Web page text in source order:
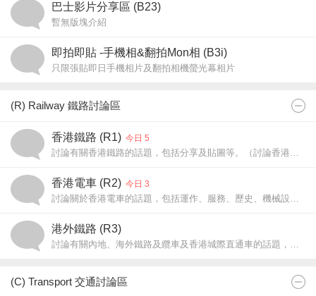
巴士影片分享區 (B23)
暫無版塊介紹
即拍即貼 -手機相&翻拍Mon相 (B3i)
只限張貼即日手機相片及翻拍相機螢光幕相片
(R) Railway 鐵路討論區
香港鐵路 (R1) 今日 5
討論有關香港鐵路的話題，包括分享及貼圖等。（討論香港電車請往 C2 板，香港城際直通車及非香港鐵路請往 R3 板）
香港電車 (R2) 今日 3
討論關於香港電車的話題，包括運作、服務、歷史、機械設備、車廂設施及車身廣告等，歡迎於本板張貼電車相片。
港外鐵路 (R3)
討論有關內地、海外鐵路及纜車及香港城際直通車的話題，包括文章及相片等。
(C) Transport 交通討論區